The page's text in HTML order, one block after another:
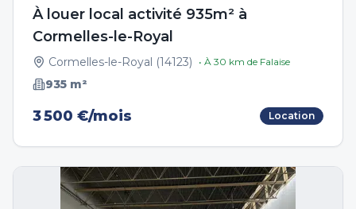
À louer local activité 935m² à
Cormelles-le-Royal
Cormelles-le-Royal (14123) • À 30 km de Falaise
935 m²
3 500 €/mois Location